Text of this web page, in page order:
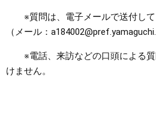
※質問は、電子メールで送付して
（メール：
※電話、来訪などの口頭による質
けません。